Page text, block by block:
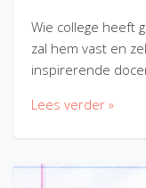
Wie college heeft
zal hem vast en
inspirerende
Lees verder »